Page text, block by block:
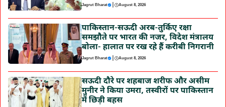
Jagrut Bharat | August 8, 2026
पाकिस्तान-सऊदी अरब-तुर्किए रक्षा
समझौते पर भारत की नजर, विदेश मंत्रालय
बोला- हालात पर रख रहे हैं करीबी निगरानी
Jagrut Bharat | August 8, 2026
सऊदी दौरे पर शहबाज शरीफ और असीम
मुनीर ने किया उमरा, तस्वीरों पर पाकिस्तान
में छिड़ी बहस